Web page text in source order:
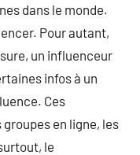
dans le monde.
Pour autant,
un influenceur
infos à un
Ces
en ligne, les
le